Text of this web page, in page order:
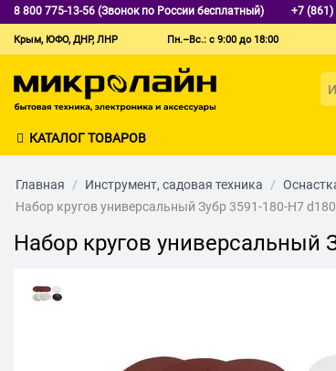
8 800 775-13-56 (Звонок по России бесплатный) +7 (861)
Крым, ЮФО, ДНР, ЛНР Пн.–Вс.: с 9:00 до 18:00
КАТАЛОГ ТОВАРОВ
Главная / Инструмент, садовая техника /
Набор кругов универсальный Зубр 3591-180-H7
Набор кругов